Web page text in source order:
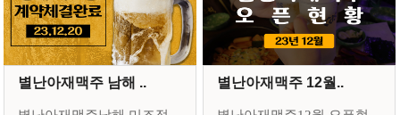
별난아재맥주 남해 .. 별난아재맥주 12월..